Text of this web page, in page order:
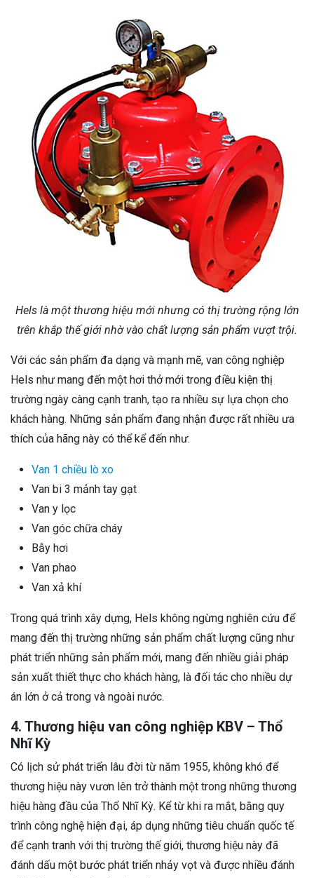
Hels là một thương hiệu mới nhưng có thị trường rộng lớn
trên khắp thế giới nhờ vào chất lượng sản phẩm vượt trội.
Với các sản phẩm đa dạng và mạnh mẽ, van công nghiệp
Hels như mang đến một hơi thở mới trong điều kiện thị
trường ngày càng cạnh tranh, tạo ra nhiều sự lựa chọn cho
khách hàng. Những sản phẩm đang nhận được rất nhiều ưa
thích của hãng này có thể kể đến như:
Van 1 chiều lò xo
Van bi 3 mảnh tay gạt
Van y lọc
Van góc chữa cháy
Bẫy hơi
Van phao
Van xả khí
Trong quá trình xây dựng, Hels không ngừng nghiên cứu để
mang đến thị trường những sản phẩm chất lượng cũng như
phát triển những sản phẩm mới, mang đến nhiều giải pháp
sản xuất thiết thực cho khách hàng, là đối tác cho nhiều dự
án lớn ở cả trong và ngoài nước.
4. Thương hiệu van công nghiệp KBV – Thổ
Nhĩ Kỳ
Có lịch sử phát triển lâu đời từ năm 1955, không khó để
thương hiệu này vươn lên trở thành một trong những thương
hiệu hàng đầu của Thổ Nhĩ Kỳ. Kể từ khi ra mắt, bằng quy
trình công nghệ hiện đại, áp dụng những tiêu chuẩn quốc tế
để cạnh tranh với thị trường thế giới, thương hiệu này đã
đánh dấu một bước phát triển nhảy vọt và được nhiều đánh